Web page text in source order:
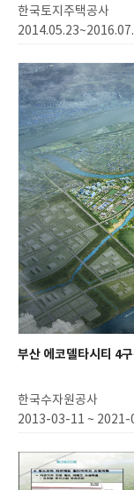
한국토지주택공사
부산 에코델타시티 4
한국수자원공사
2013-03-11 ~ 2021-